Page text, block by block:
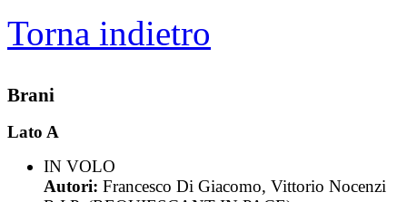
Torna indietro
Brani
Lato A
IN VOLO
Autori: Francesco Di Giacomo, Vittorio Nocenzi